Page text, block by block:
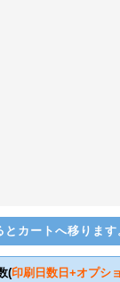
カートへ移ります
(印刷日数 日+オプシ